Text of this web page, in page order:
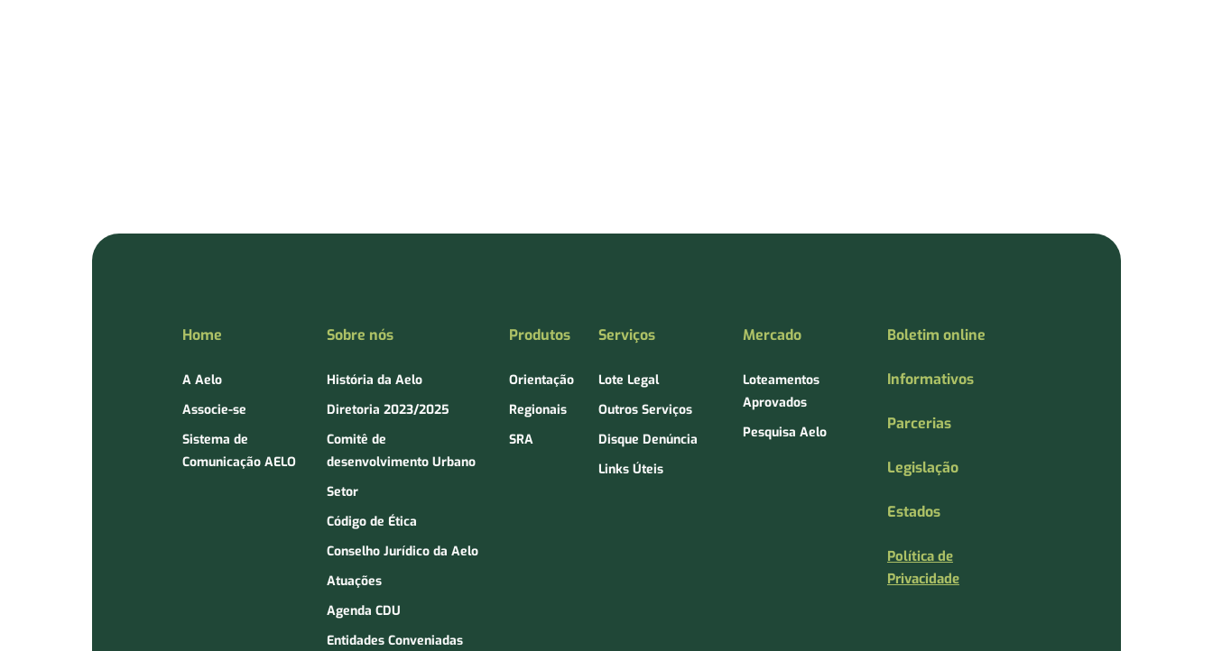
Home
A Aelo
Associe-se
Sistema de
Comunicação AELO
Sobre nós
História da Aelo
Diretoria 2023/2025
Comitê de
desenvolvimento Urbano
Setor
Código de Ética
Conselho Jurídico da Aelo
Atuações
Agenda CDU
Entidades Conveniadas
Produtos
Orientação
Regionais
SRA
Serviços
Lote Legal
Outros Serviços
Disque Denúncia
Links Úteis
Mercado
Loteamentos
Aprovados
Pesquisa Aelo
Boletim online
Informativos
Parcerias
Legislação
Estados
Política de
Privacidade